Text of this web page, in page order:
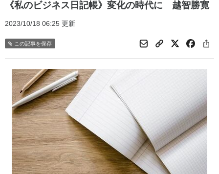
《私のビジネス日記帳》変化の時代に 越智勝寛
2023/10/18 06:25 更新
この記事を保存